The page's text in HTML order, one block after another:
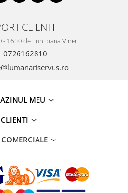
CLIENTI
- 16:30 de Luni pana Vineri
0726162810
MEU
CLIENTI
COMERCIALE